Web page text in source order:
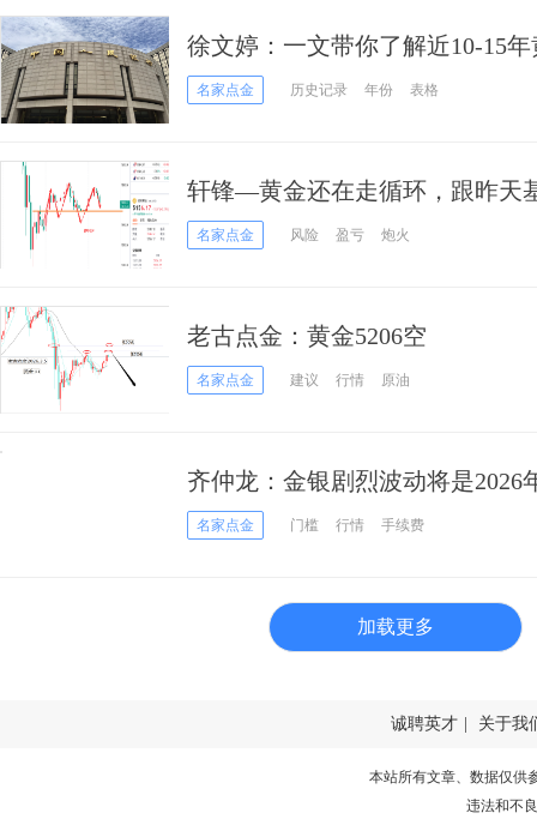
徐文婷：一文带你了解近10-15
名家点金 历史记录 年份 表格
轩锋—黄金还在走循环，跟昨天
名家点金 风险 盈亏 炮火
老古点金：黄金5206空
名家点金 建议 行情 原油
齐仲龙：金银剧烈波动将是2026
名家点金 门槛 行情 手续费
加载更多
诚聘英才 关于我
本站所有文章、数据仅供
违法和不